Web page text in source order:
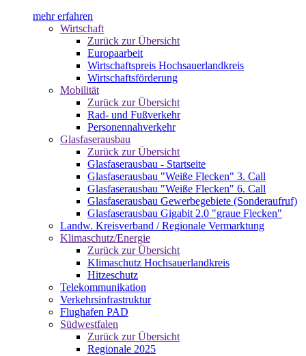
mehr erfahren
Wirtschaft
Zurück zur Übersicht
Europaarbeit
Wirtschaftspreis Hochsauerlandkreis
Wirtschaftsförderung
Mobilität
Zurück zur Übersicht
Rad- und Fußverkehr
Personennahverkehr
Glasfaserausbau
Zurück zur Übersicht
Glasfaserausbau - Startseite
Glasfaserausbau "Weiße Flecken" 3. Call
Glasfaserausbau "Weiße Flecken" 6. Call
Glasfaserausbau Gewerbegebiete (Sonderaufruf)
Glasfaserausbau Gigabit 2.0 "graue Flecken"
Landw. Kreisverband / Regionale Vermarktung
Klimaschutz/Energie
Zurück zur Übersicht
Klimaschutz Hochsauerlandkreis
Hitzeschutz
Telekommunikation
Verkehrsinfrastruktur
Flughafen PAD
Südwestfalen
Zurück zur Übersicht
Regionale 2025